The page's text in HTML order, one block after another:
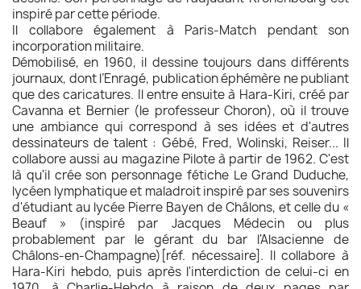
inspiré par cette période.
Il collabore également à Paris-Match pendant son
incorporation militaire.
Démobilisé, en 1960, il dessine toujours dans différents
journaux, dont l’Enragé, publication éphémère ne publiant
que des caricatures. Il entre ensuite à Hara-Kiri, créé par
Cavanna et Bernier (le professeur Choron), où il trouve
une ambiance qui correspond à ses idées et d'autres
dessinateurs de talent : Gébé, Fred, Wolinski, Reiser... Il
collabore aussi au magazine Pilote à partir de 1962. C'est
là qu'il crée son personnage fétiche Le Grand Duduche,
lycéen lymphatique et maladroit inspiré par ses souvenirs
d'étudiant au lycée Pierre Bayen de Châlons, et celle du «
Beauf » (inspiré par Jacques Médecin ou plus
probablement par le gérant du bar l'Alsacienne de
Châlons-en-Champagne)[réf. nécessaire]. Il collabore à
Hara-Kiri hebdo, puis après l'interdiction de celui-ci en